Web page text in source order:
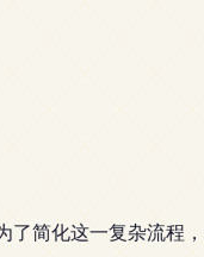
简化这一复杂流程